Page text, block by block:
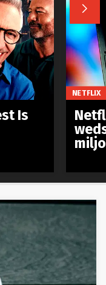

Is
NETFLIX